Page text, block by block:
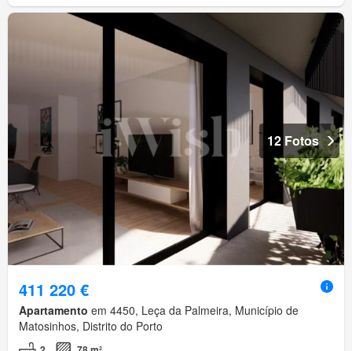
12 Fotos
411 220 €
Apartamento em 4450, Leça da Palmeira, Município de
Matosinhos, Distrito do Porto